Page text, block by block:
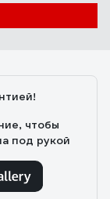
чтобы
под рукой